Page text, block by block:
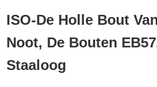
ISO-De Holle Bout
Noot, De Bouten
Staaloog